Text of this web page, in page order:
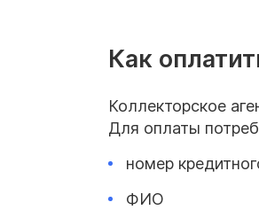
Как
Коллекторское
Для оплаты
номер
ФИО